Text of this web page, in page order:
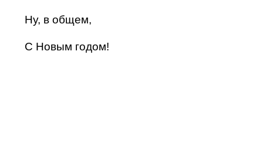
Ну, в общем,
С Новым годом!